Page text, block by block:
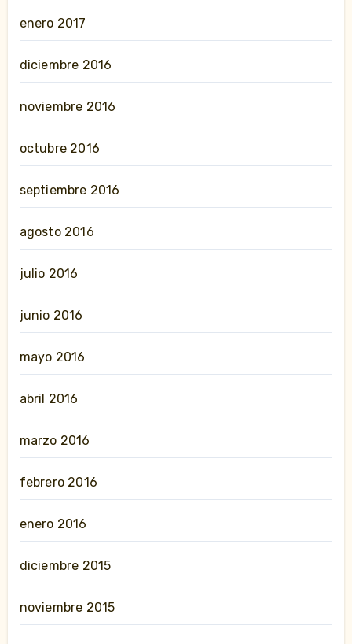
enero 2017
diciembre 2016
noviembre 2016
octubre 2016
septiembre 2016
agosto 2016
julio 2016
junio 2016
mayo 2016
abril 2016
marzo 2016
febrero 2016
enero 2016
diciembre 2015
noviembre 2015